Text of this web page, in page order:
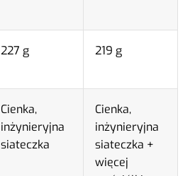
227 g 219 g
Cienka,
inżynieryjna
siateczka
Cienka,
inżynieryjna
siateczka +
więcej